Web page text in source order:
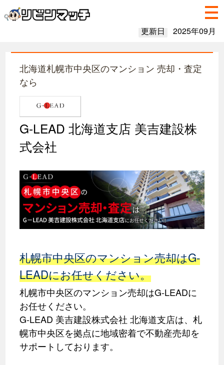
更新日 2025年09月
北海道札幌市中央区のマンション 売却・査定
なら
G-LEAD 北海道支店 美吉建設株
式会社
札幌市中央区のマンション売却はG-
LEADにお任せください。
札幌市中央区のマンション売却はG-LEADに
お任せください。
G-LEAD 美吉建設株式会社 北海道支店は、札
幌市中央区を拠点に地域密着で不動産売却を
サポートしております。